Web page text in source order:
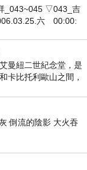
_043~045 ▽043_吉
六 00:00:
曼紐二世紀念堂，是
卡比托利歐山之間，
的第一位國
倒流的陰影 大火吞